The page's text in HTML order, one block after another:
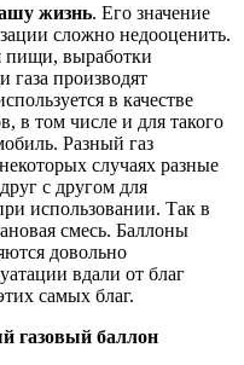
жизнь. Его значение
сложно недооценить.
пищи, выработки
газа производят
в качестве
в том числе и для такого
Разный газ
случаях разные
с другом для
использовании. Так в
смесь. Баллоны
довольно
вдали от благ
самых благ.
газовый баллон